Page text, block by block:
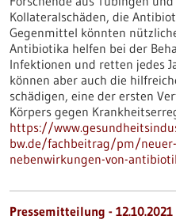
Kollateralschäden, die
Gegenmittel könnten
Antibiotika helfen bei der
Infektionen und retten jedes
können aber auch die
schädigen, eine der ersten
Körpers gegen
https://
bw.de/fachbeitrag/pm/
nebenwirkungen-von-
Pressemitteilung - 12.10.2021